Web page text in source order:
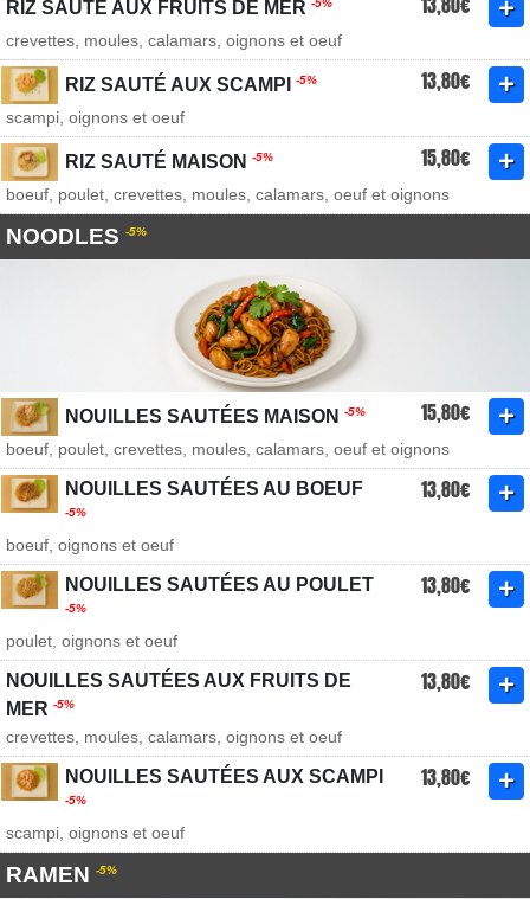
RIZ SAUTÉ AUX FRUITS DE MER -5%
crevettes, moules, calamars, oignons et oeuf
RIZ SAUTÉ AUX SCAMPI -5% 13,80€
scampi, oignons et oeuf
RIZ SAUTÉ MAISON -5% 15,80€
boeuf, poulet, crevettes, moules, calamars, oeuf et oignons
NOODLES -5%
NOUILLES SAUTÉES MAISON -5% 15,80€
boeuf, poulet, crevettes, moules, calamars, oeuf et oignons
NOUILLES SAUTÉES AU BOEUF
-5%
13,80€
boeuf, oignons et oeuf
NOUILLES SAUTÉES AU POULET
-5%
13,80€
poulet, oignons et oeuf
NOUILLES SAUTÉES AUX FRUITS DE
MER -5%
13,80€
crevettes, moules, calamars, oignons et oeuf
NOUILLES SAUTÉES AUX SCAMPI
-5%
13,80€
scampi, oignons et oeuf
RAMEN -5%